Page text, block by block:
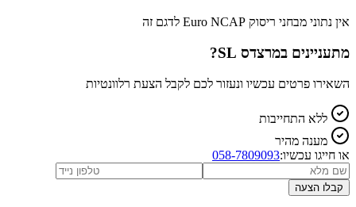
אין נתוני מבחני ריסוק Euro NCAP לדגם זה
מתעניינים במרצדס SL ?
השאירו פרטים עכשיו ונעזור לכם לקבל הצעת רלוונטיות
ללא התחייבות
מענה מהיר
או חייגו עכשיו:058-7809093
קבלו הצעה